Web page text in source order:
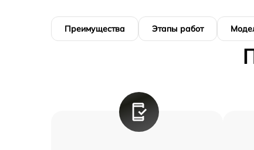
Преимущества Этапы работ